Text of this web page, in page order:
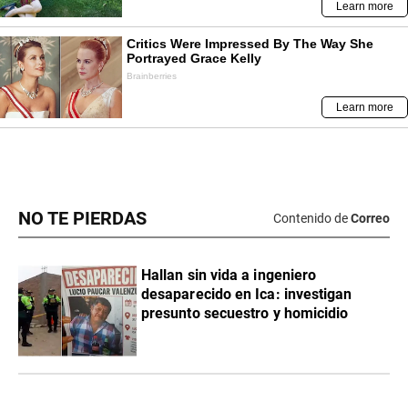
NO TE PIERDAS Contenido deCorreo
Hallan sin vida a ingeniero
desaparecido en Ica: investigan
presunto secuestro y homicidio